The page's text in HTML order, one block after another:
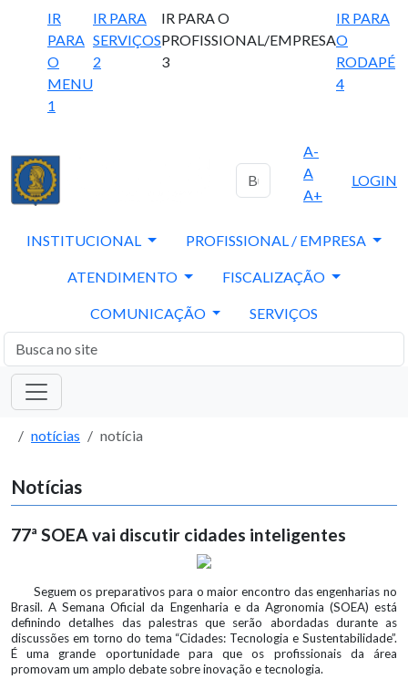
IR
PARA
O
MENU
1
IR PARA
SERVIÇOS
2
IR PARA O
PROFISSIONAL/EMPRESA
3
IR PARA
O
RODAPÉ
4
A-
A
A+
LOGIN
INSTITUCIONAL PROFISSIONAL / EMPRESA
ATENDIMENTO FISCALIZAÇÃO
COMUNICAÇÃO SERVIÇOS
notícias notícia
Notícias
77ª SOEA vai discutir cidades inteligentes
Seguem os preparativos para o maior encontro das engenharias no
Brasil. A Semana Oficial da Engenharia e da Agronomia (SOEA) está
definindo detalhes das palestras que serão abordadas durante as
discussões em torno do tema “Cidades: Tecnologia e Sustentabilidade”.
É uma grande oportunidade para que os profissionais da área
promovam um amplo debate sobre inovação e tecnologia.